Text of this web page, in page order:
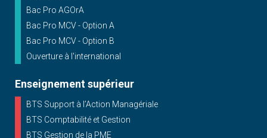
Bac Pro AGOrA
Bac Pro MCV - Option A
Bac Pro MCV - Option B
Ouverture à l'international
Enseignement supérieur
BTS Support à l’Action Managériale
BTS Comptabilité et Gestion
BTS Gestion de la PME